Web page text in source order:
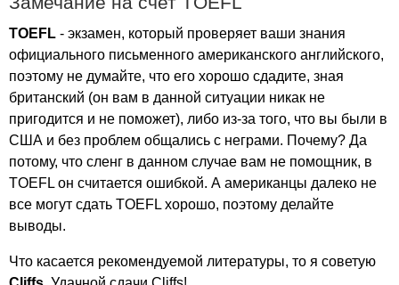
TOEFL - экзамен, который проверяет ваши знания
официального письменного американского английского,
поэтому не думайте, что его хорошо сдадите, зная
британский (он вам в данной ситуации никак не
пригодится и не поможет), либо из-за того, что вы были в
США и без проблем общались с неграми. Почему? Да
потому, что сленг в данном случае вам не помощник, в
TOEFL он считается ошибкой. А американцы далеко не
все могут сдать TOEFL хорошо, поэтому делайте
выводы.
Что касается рекомендуемой литературы, то я советую